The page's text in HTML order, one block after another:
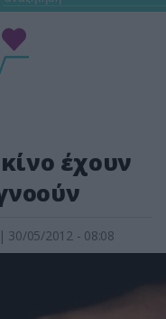
έχουν
| 30/05/2012 - 08:08